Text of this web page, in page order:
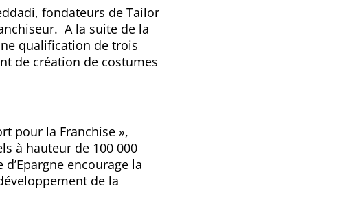
fondateurs de Tailor
A la suite de la
qualification de trois
de création de costumes
pour la Franchise »,
à hauteur de 100 000
d’Epargne encourage la
de la